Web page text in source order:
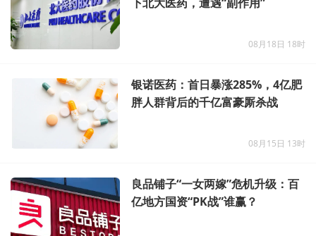
08月18日 18时
银诺医药：首日暴涨285%，4亿肥
胖人群背后的千亿富豪厮杀战
08月15日 13时
良品铺子“一女两嫁”危机升级：百
亿地方国资“PK战”谁赢？